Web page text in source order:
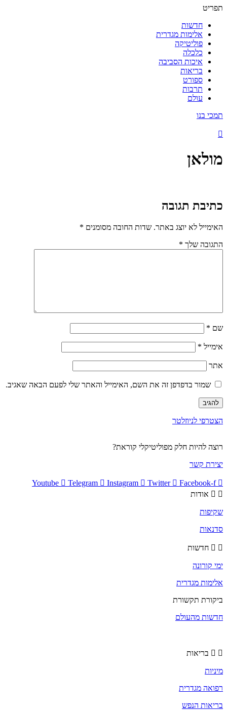
תפריט
חדשות
אלימות מגדרית
פוליטיקה
כלכלה
איכות הסביבה
בריאות
ספורט
תרבות
עולם
תמכי בנו
מולאן
כתיבת תגובה
האימייל לא יוצג באתר. שדות החובה מסומנים *
התגובה שלך *
שם *
אימייל *
אתר
שמור בדפדפן זה את השם, האימייל והאתר שלי לפעם הבאה שאגיב.
הצטרפי לניוזלטר
רוצה להיות חלק מפוליטיקלי קוראת?
יצירת קשר
Youtube Telegram Instagram Twitter
Facebook-f
אודות
שקיפות
סדנאות
חדשות
ימי קורונה
אלימות מגדרית
ביקורת תקשורת
חדשות מהעולם
בריאות
מיניות
רפואה מגדרית
בריאות הנפש